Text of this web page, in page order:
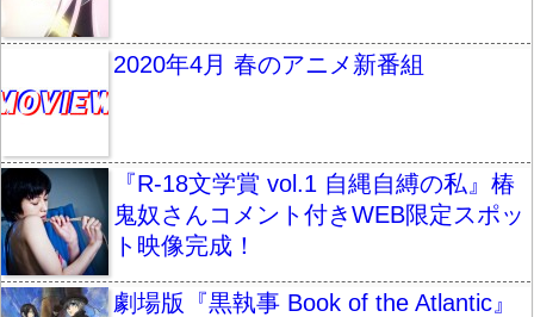
2020年4月 春のアニメ新番組
『R-18文学賞 vol.1 自縄自縛の私』椿
鬼奴さんコメント付きWEB限定スポッ
ト映像完成！
劇場版『黒執事 Book of the Atlantic』